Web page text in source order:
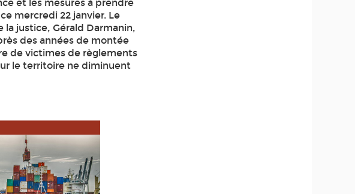
et les mesures à prendre
mercredi 22 janvier. Le
la justice, Gérald Darmanin,
des années de montée
de victimes de règlements
le territoire ne diminuent